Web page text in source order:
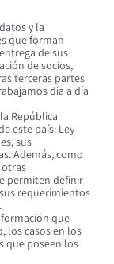
y la
que forman
de sus
de socios,
terceras partes
día a día
República
este país: Ley
sus
Además, como
otras
permiten definir
requerimientos
que
los casos en los
que poseen los